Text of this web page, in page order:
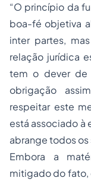
“O princípio da
boa-fé objetiva
inter partes,
relação jurídica
tem o dever de
obrigação
respeitar este
está associado à
abrange todos os
Embora a
mitigado do